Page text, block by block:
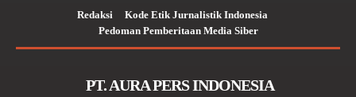
Redaksi
Kode Etik Jurnalistik Indonesia
Pedoman Pemberitaan Media Siber
PT. AURA PERS INDONESIA